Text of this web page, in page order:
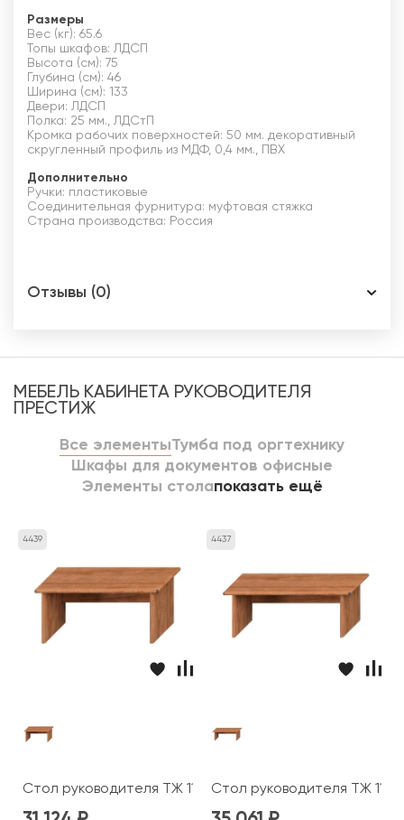
Размеры
Вес (кг): 65.6
Топы шкафов: ЛДСП
Высота (см): 75
Глубина (см): 46
Ширина (см): 133
Двери: ЛДСП
Полка: 25 мм., ЛДСтП
Кромка рабочих поверхностей: 50 мм. декоративный
скругленный профиль из МДФ, 0,4 мм., ПВХ
Дополнительно
Ручки: пластиковые
Соединительная фурнитура: муфтовая стяжка
Страна производства: Россия
Отзывы (0)
МЕБЕЛЬ КАБИНЕТА РУКОВОДИТЕЛЯ
ПРЕСТИЖ
Все элементыТумба под оргтехнику
Шкафы для документов офисные
Элементы столапоказать ещё
4439
Стол руководителя ТЖ 112 Prestige
4437
Стол руководителя ТЖ 113